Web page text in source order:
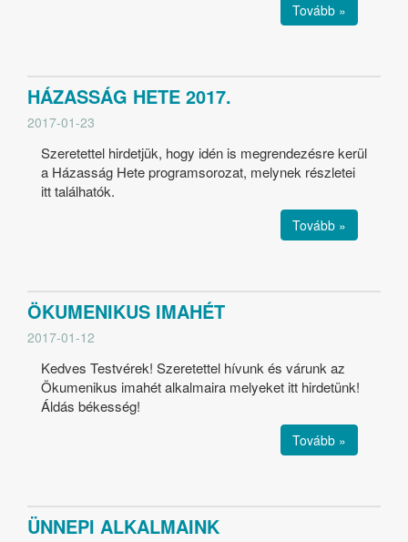
Tovább »
HÁZASSÁG HETE 2017.
2017-01-23
Szeretettel hirdetjük, hogy idén is megrendezésre kerül
a Házasság Hete programsorozat, melynek részletei
itt találhatók.
Tovább »
ÖKUMENIKUS IMAHÉT
2017-01-12
Kedves Testvérek! Szeretettel hívunk és várunk az
Ökumenikus imahét alkalmaira melyeket itt hirdetünk!
Áldás békesség!
Tovább »
ÜNNEPI ALKALMAINK